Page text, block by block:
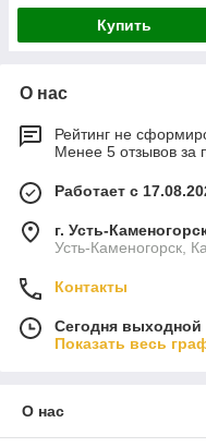
Купить
О нас
Рейтинг не
Менее 5 отзывов за
Работает с
г. Усть-
Усть-Каменогорск,
Контакты
Сегодня выходной
Показать весь
О нас